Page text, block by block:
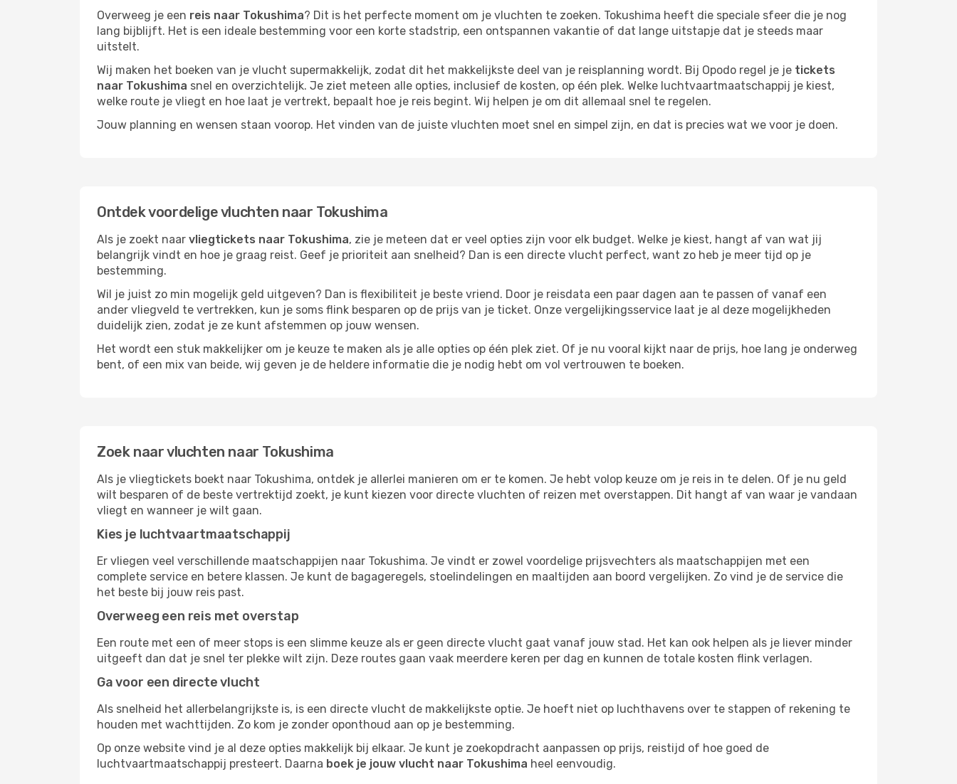
Overweeg je een reis naar Tokushima? Dit is het perfecte moment om je vluchten te zoeken. Tokushima heeft die speciale sfeer die je nog
lang bijblijft. Het is een ideale bestemming voor een korte stadstrip, een ontspannen vakantie of dat lange uitstapje dat je steeds maar
uitstelt.
Wij maken het boeken van je vlucht supermakkelijk, zodat dit het makkelijkste deel van je reisplanning wordt. Bij Opodo regel je je tickets
naar Tokushima snel en overzichtelijk. Je ziet meteen alle opties, inclusief de kosten, op één plek. Welke luchtvaartmaatschappij je kiest,
welke route je vliegt en hoe laat je vertrekt, bepaalt hoe je reis begint. Wij helpen je om dit allemaal snel te regelen.
Jouw planning en wensen staan voorop. Het vinden van de juiste vluchten moet snel en simpel zijn, en dat is precies wat we voor je doen.
Ontdek voordelige vluchten naar Tokushima
Als je zoekt naar vliegtickets naar Tokushima, zie je meteen dat er veel opties zijn voor elk budget. Welke je kiest, hangt af van wat jij
belangrijk vindt en hoe je graag reist. Geef je prioriteit aan snelheid? Dan is een directe vlucht perfect, want zo heb je meer tijd op je
bestemming.
Wil je juist zo min mogelijk geld uitgeven? Dan is flexibiliteit je beste vriend. Door je reisdata een paar dagen aan te passen of vanaf een
ander vliegveld te vertrekken, kun je soms flink besparen op de prijs van je ticket. Onze vergelijkingsservice laat je al deze mogelijkheden
duidelijk zien, zodat je ze kunt afstemmen op jouw wensen.
Het wordt een stuk makkelijker om je keuze te maken als je alle opties op één plek ziet. Of je nu vooral kijkt naar de prijs, hoe lang je onderweg
bent, of een mix van beide, wij geven je de heldere informatie die je nodig hebt om vol vertrouwen te boeken.
Zoek naar vluchten naar Tokushima
Als je vliegtickets boekt naar Tokushima, ontdek je allerlei manieren om er te komen. Je hebt volop keuze om je reis in te delen. Of je nu geld
wilt besparen of de beste vertrektijd zoekt, je kunt kiezen voor directe vluchten of reizen met overstappen. Dit hangt af van waar je vandaan
vliegt en wanneer je wilt gaan.
Kies je luchtvaartmaatschappij
Er vliegen veel verschillende maatschappijen naar Tokushima. Je vindt er zowel voordelige prijsvechters als maatschappijen met een
complete service en betere klassen. Je kunt de bagageregels, stoelindelingen en maaltijden aan boord vergelijken. Zo vind je de service die
het beste bij jouw reis past.
Overweeg een reis met overstap
Een route met een of meer stops is een slimme keuze als er geen directe vlucht gaat vanaf jouw stad. Het kan ook helpen als je liever minder
uitgeeft dan dat je snel ter plekke wilt zijn. Deze routes gaan vaak meerdere keren per dag en kunnen de totale kosten flink verlagen.
Ga voor een directe vlucht
Als snelheid het allerbelangrijkste is, is een directe vlucht de makkelijkste optie. Je hoeft niet op luchthavens over te stappen of rekening te
houden met wachttijden. Zo kom je zonder oponthoud aan op je bestemming.
Op onze website vind je al deze opties makkelijk bij elkaar. Je kunt je zoekopdracht aanpassen op prijs, reistijd of hoe goed de
luchtvaartmaatschappij presteert. Daarna boek je jouw vlucht naar Tokushima heel eenvoudig.